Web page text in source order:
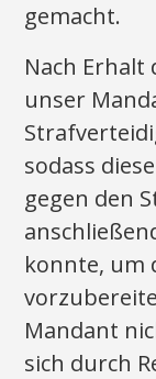
gemacht.
Nach
unser
sodass
gegen den
konnte, um
Mandant
sich durch